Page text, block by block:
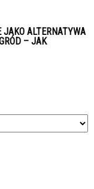
JAKO ALTERNATYWA
– JAK